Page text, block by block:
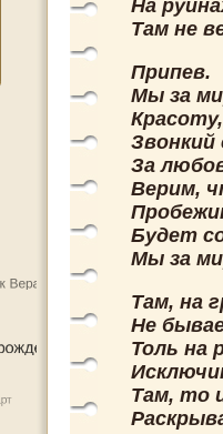
На
Там не
Припев.
Мы за
Звонкий
За
Верим,
Будет
Мы за
Там, на
Не
Толь на
Там, то